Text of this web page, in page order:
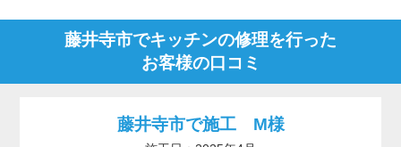
藤井寺市でキッチンの修理を行った
お客様の口コミ
藤井寺市で施工 M様